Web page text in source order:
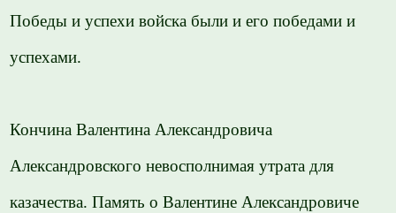
Победы и успехи войска были и его победами и
успехами.
Кончина Валентина Александровича
Александровского невосполнимая утрата для
казачества. Память о Валентине Александровиче